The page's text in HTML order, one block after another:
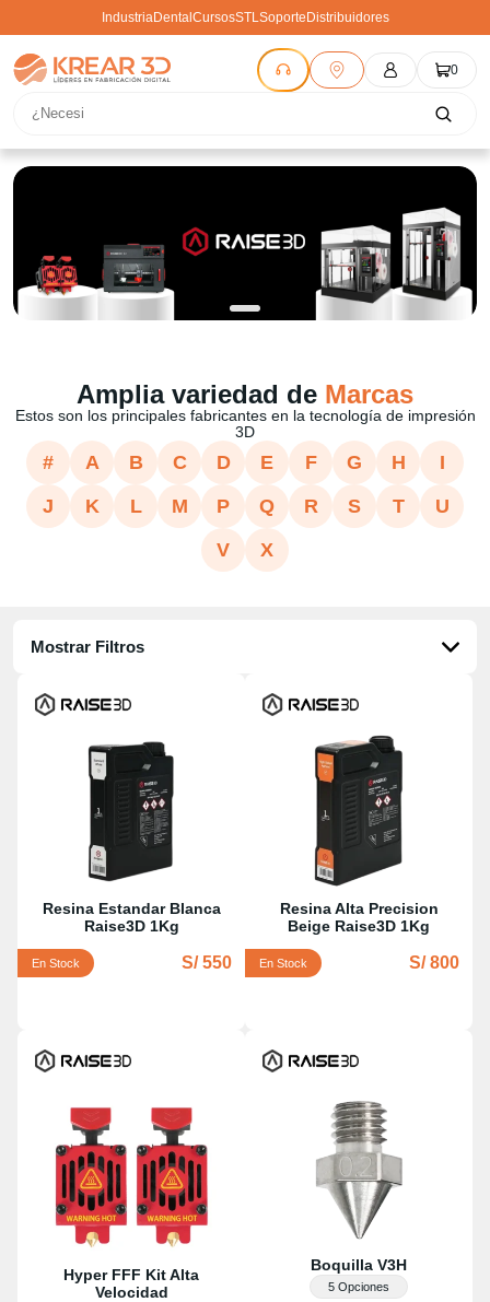
IndustriaDental CursosSTLSoporte Distribuidores
0
Amplia variedad de Marcas
Estos son los principales fabricantes en la tecnología de impresión
3D
# A B C D E F G H
I
J
K L M P Q R S T
U
V
X
Mostrar Filtros
Resina Estandar Blanca
Raise3D 1Kg
En Stock S/ 550
Resina Alta Precision
Beige Raise3D 1Kg
En Stock S/ 800
Hyper FFF Kit Alta
Velocidad
Boquilla V3H
5 Opciones